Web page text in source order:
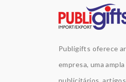
Publigifts oferece
empresa, uma
publicitários,